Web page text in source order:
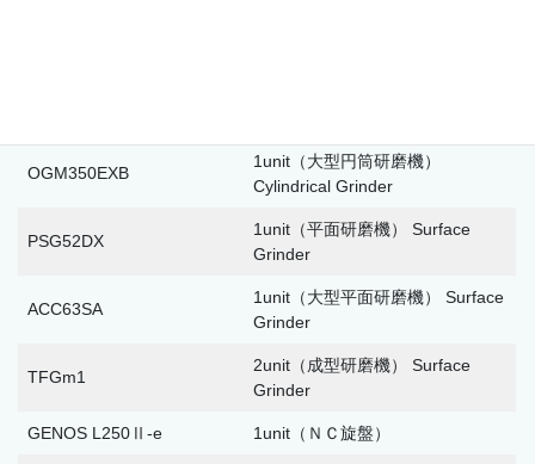
OGM350EXB
1unit（大型円筒研磨機）
Cylindrical Grinder
PSG52DX
1unit（平面研磨機） Surface
Grinder
ACC63SA
1unit（大型平面研磨機） Surface
Grinder
TFGm1
2unit（成型研磨機） Surface
Grinder
GENOS L250Ⅱ-e 1unit（ＮＣ旋盤）